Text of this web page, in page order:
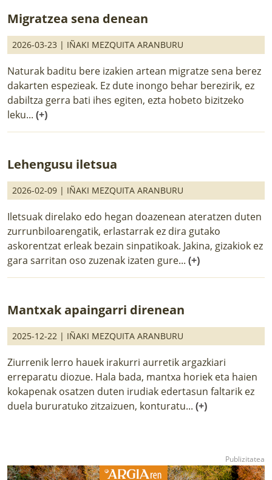
Migratzea sena denean
2026-03-23 | IÑAKI MEZQUITA ARANBURU
Naturak baditu bere izakien artean migratze sena berez
dakarten espezieak. Ez dute inongo behar berezirik, ez
dabiltza gerra bati ihes egiten, ezta hobeto bizitzeko
leku... (+)
Lehengusu iletsua
2026-02-09 | IÑAKI MEZQUITA ARANBURU
Iletsuak direlako edo hegan doazenean ateratzen duten
zurrunbiloarengatik, erlastarrak ez dira gutako
askorentzat erleak bezain sinpatikoak. Jakina, gizakiok ez
gara sarritan oso zuzenak izaten gure... (+)
Mantxak apaingarri direnean
2025-12-22 | IÑAKI MEZQUITA ARANBURU
Ziurrenik lerro hauek irakurri aurretik argazkiari
erreparatu diozue. Hala bada, mantxa horiek eta haien
kokapenak osatzen duten irudiak edertasun faltarik ez
duela bururatuko zitzaizuen, konturatu... (+)